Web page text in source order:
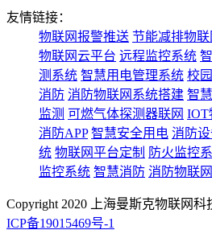
友情链接：
物联网报警推送 节能减排物联
物联网云平台 远程监控系统
测系统 智慧用电管理系统 校
消防 消防物联网系统搭建 智
监测 可燃气体探测器联网 IOT
消防APP 智慧安全用电 消防
统 物联网平台定制 防火监控
监控系统 智慧消防 消防物联网
Copyright 2020 上海曼斯克物联网
ICP备19015469号-1